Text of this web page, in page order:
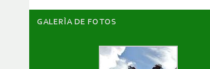
GALERÌA DE FOTOS